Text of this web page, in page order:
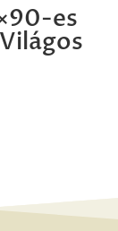
es